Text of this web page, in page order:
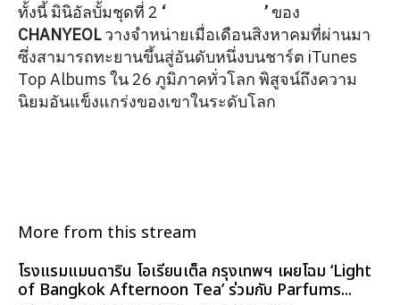
ทั้งนี้ มินิอัลบั้มชุดที่ 2 ‘ ’ ของ
CHANYEOLวางจำหน่ายเมื่อเดือนสิงหาคมที่ผ่านมา
ซึ่งสามารถทะยานขึ้นสู่อันดับหนึ่งบนชาร์ต iTunes
Top Albums ใน 26 ภูมิภาคทั่วโลก พิสูจน์ถึงความ
นิยมอันแข็งแกร่งของเขาในระดับโลก
More from this stream
โรงแรมแมนดาริน โอเรียนเต็ล กรุงเทพฯ เผยโฉม ‘Light
of Bangkok Afternoon Tea’ ร่วมกับ Parfums...